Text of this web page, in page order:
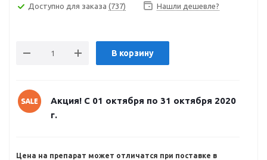
Доступно для заказа (737) Нашли дешевле?
В корзину
Акция! С 01 октября по 31 октября 2020
г.
Цена на препарат может отличатся при поставке в